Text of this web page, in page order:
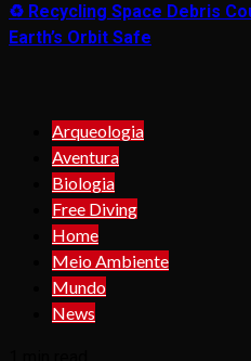
♻️ Recycling Space Debris
Earth’s Orbit Safe
Arqueologia
Aventura
Biologia
Free Diving
Home
Meio Ambiente
Mundo
News